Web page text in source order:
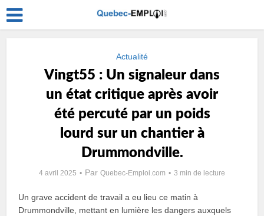
Actualité
Vingt55 : Un signaleur dans
un état critique après avoir
été percuté par un poids
lourd sur un chantier à
Drummondville.
4 avril 2025 Par Quebec-Emploi.com 3 min de lecture
Un grave accident de travail a eu lieu ce matin à
Drummondville, mettant en lumière les dangers auxquels